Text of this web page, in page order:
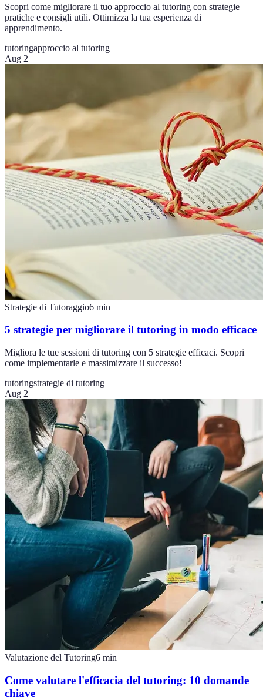
Scopri come migliorare il tuo approccio al tutoring con strategie
pratiche e consigli utili. Ottimizza la tua esperienza di
apprendimento.
tutoringapproccio al tutoring
Aug 2
Strategie di Tutoraggio6 min
5 strategie per migliorare il tutoring in modo efficace
Migliora le tue sessioni di tutoring con 5 strategie efficaci. Scopri
come implementarle e massimizzare il successo!
tutoringstrategie di tutoring
Aug 2
Valutazione del Tutoring6 min
Come valutare l'efficacia del tutoring: 10 domande
chiave